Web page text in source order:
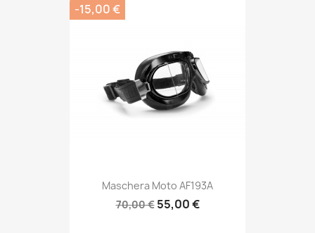
Maschera Moto AF193A
70,00 € 55,00 €
-15,00 €